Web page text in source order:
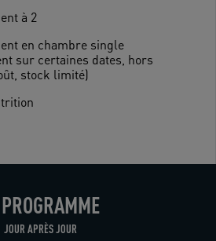
à 2
en chambre single
sur certaines dates, hors
stock limité)
JOUR APRÈS JOUR